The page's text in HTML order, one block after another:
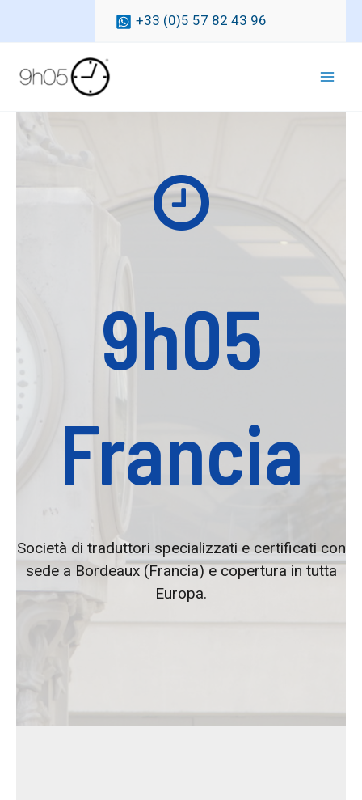
+33 (0)5 57 82 43 96
9h05
Francia
Società di traduttori specializzati e certificati con
sede a Bordeaux (Francia) e copertura in tutta
Europa.